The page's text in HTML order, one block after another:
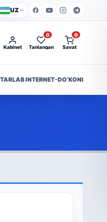
UZ
Kabinet Tanlangan
0
Savat
0
INTERNET-DO‘KONI